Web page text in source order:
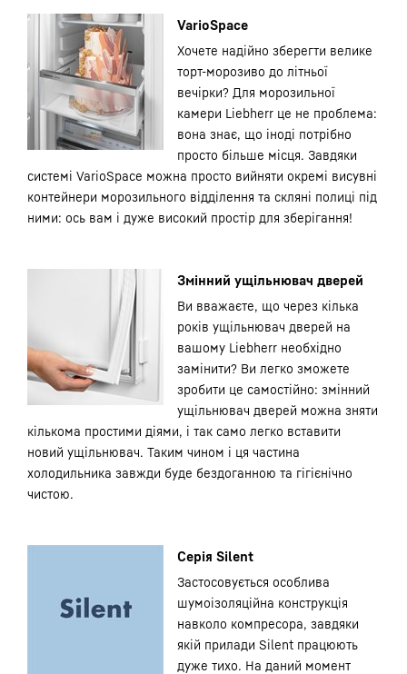
VarioSpace
Хочете надійно зберегти велике
торт-морозиво до літньої
вечірки? Для морозильної
камери Liebherr це не проблема:
вона знає, що іноді потрібно
просто більше місця. Завдяки
системі VarioSpace можна просто вийняти окремі висувні
контейнери морозильного відділення та скляні полиці під
ними: ось вам і дуже високий простір для зберігання!
Змінний ущільнювач дверей
Ви вважаєте, що через кілька
років ущільнювач дверей на
вашому Liebherr необхідно
замінити? Ви легко зможете
зробити це самостійно: змінний
ущільнювач дверей можна зняти
кількома простими діями, і так само легко вставити
новий ущільнювач. Таким чином і ця частина
холодильника завжди буде бездоганною та гігієнічно
чистою.
Серія Silent
Застосовується особлива
шумоізоляційна конструкція
навколо компресора, завдяки
якій прилади Silent працюють
дуже тихо. На даний момент